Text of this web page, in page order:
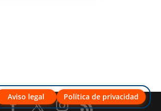
Aviso legal Política de privacidad